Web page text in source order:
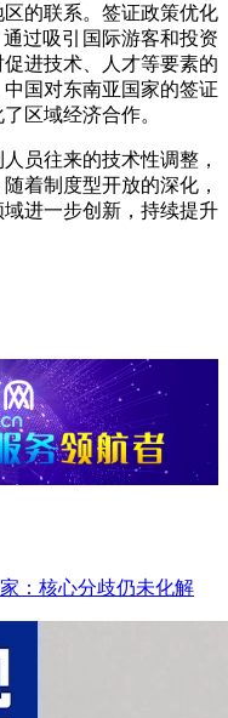
的联系。签证政策优化
过吸引国际游客和投资
进技术、人才等要素的
国对东南亚国家的签证
区域经济合作。
往来的技术性调整，
着制度型开放的深化，
进一步创新，持续提升
：核心分歧仍未化解